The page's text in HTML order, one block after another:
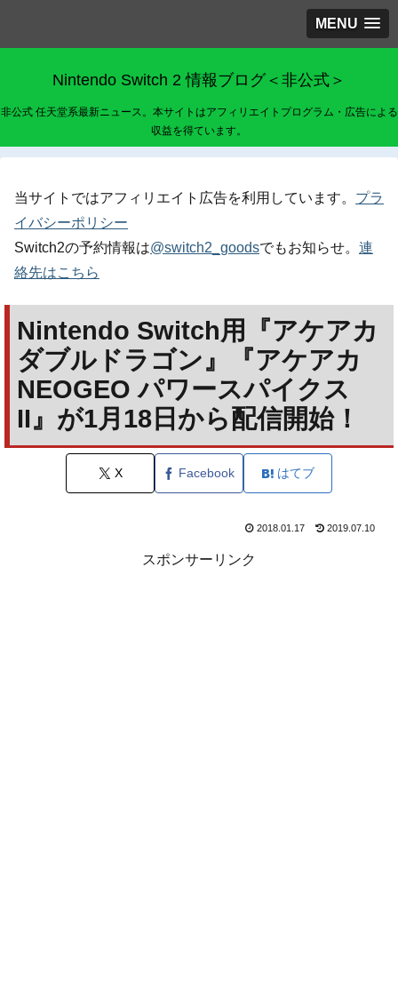
MENU
Nintendo Switch 2 情報ブログ＜非公式＞
非公式 任天堂系最新ニュース。本サイトはアフィリエイトプログラム・広告による
収益を得ています。
当サイトではアフィリエイト広告を利用しています。 プラ
イバシーポリシー
Switch2の予約情報は@switch2_goodsでもお知らせ。 連
絡先はこちら
Nintendo Switch用『アケアカ
ダブルドラゴン』『アケアカ
NEOGEO パワースパイクス
II』が1月18日から配信開始！
X Facebook はてブ
2018.01.17 2019.07.10
スポンサーリンク